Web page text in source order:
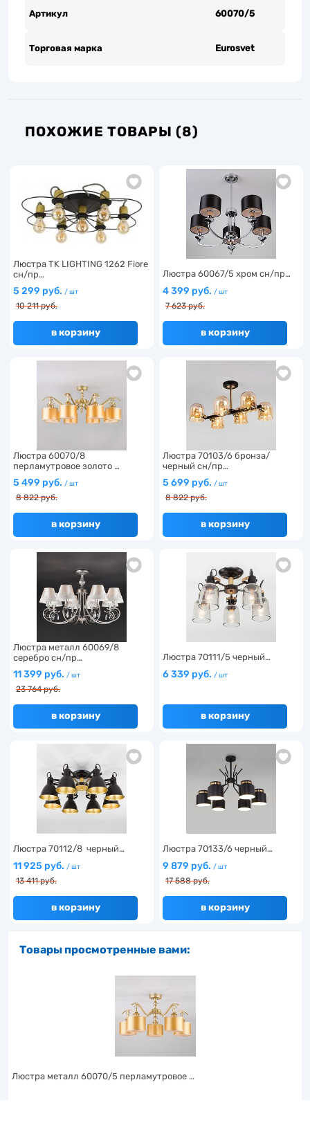
Артикул 60070/5
Торговая марка Eurosvet
ПОХОЖИЕ ТОВАРЫ (8)
Люстра TK LIGHTING 1262 Fiore
сн/пр…
5 299 руб. / шт
10 211 руб.
в корзину
Люстра 60067/5 хром сн/пр…
4 399 руб. / шт
7 623 руб.
в корзину
Люстра 60070/8
перламутровое золото …
5 499 руб. / шт
8 822 руб.
в корзину
Люстра 70103/6 бронза/
черный сн/пр…
5 699 руб. / шт
8 822 руб.
в корзину
Люстра металл 60069/8
серебро сн/пр…
11 399 руб. / шт
23 764 руб.
в корзину
Люстра 70111/5 черный…
6 339 руб. / шт
в корзину
Люстра 70112/8 черный…
11 925 руб. / шт
13 411 руб.
в корзину
Люстра 70133/6 черный…
9 879 руб. / шт
17 588 руб.
в корзину
Товары просмотренные вами:
Люстра металл 60070/5 перламутровое …